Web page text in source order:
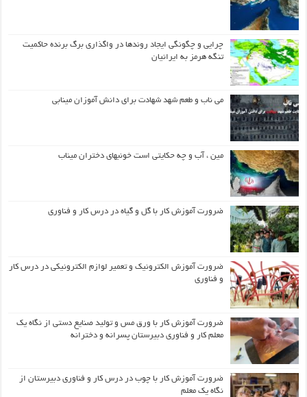
چرایی و چگونگی ایجاد روندها در واگذاری برگ برنده حاکمیت
تنگه هرمز به ایرانیان
می ناب و طعم شهد شهادت برای دانش آموزان مینابی
مین ، آب و چه حکایتی است خونبهای دختران میناب
ضرورت آموزش کار با گل و گیاه در درس کار و فناوری
ضرورت آموزش الکترونیک و تعمیر لوازم الکترونیکی در درس کار
و فناوری
ضرورت آموزش کار با ورق مس و تولید صنایع دستی از نگاه یک
معلم کار و فناوری دبیرستان پسرانه و دخترانه
ضرورت آموزش کار با چوب در درس کار و فناوری دبیرستان از
نگاه یک معلم